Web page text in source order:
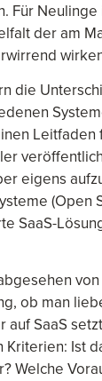
Für Neulinge
der am
die
Leitfaden
eigens
(Open
SaaS-
ob man
auf SaaS
Kriterien: Ist
Welche